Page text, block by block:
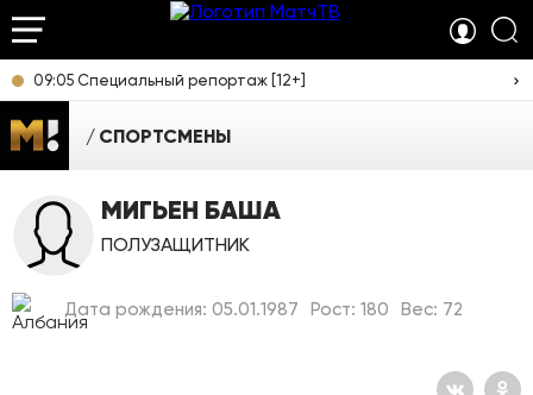
09:05 Специальный репортаж [12+]
СПОРТСМЕНЫ
МИГЬЕН БАША
ПОЛУЗАЩИТНИК
Дата рождения: 05.01.1987 Рост: 180 Вес: 72